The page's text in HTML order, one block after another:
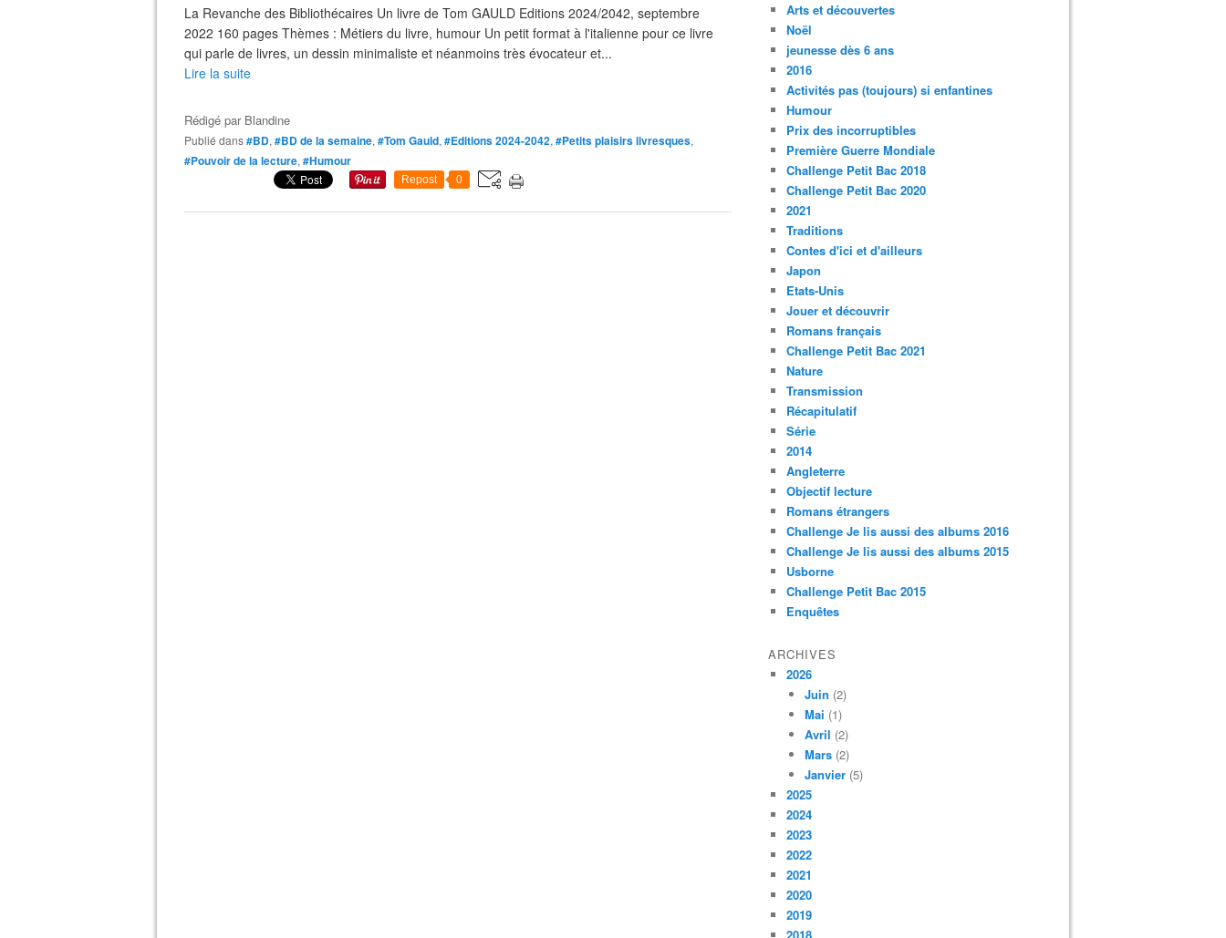
La Revanche des Bibliothécaires Un livre de Tom GAULD Editions 2024/2042, septembre
2022 160 pages Thèmes : Métiers du livre, humour Un petit format à l'italienne pour ce livre
qui parle de livres, un dessin minimaliste et néanmoins très évocateur et...
Lire la suite
Rédigé par Blandine
Publié dans#BD, #BD de la semaine, #Tom Gauld, #Editions 2024-2042, #Petits plaisirs livresques,
#Pouvoir de la lecture, #Humour
Repost 0
Arts et découvertes
Noël
jeunesse dès 6 ans
2016
Activités pas (toujours) si enfantines
Humour
Prix des incorruptibles
Première Guerre Mondiale
Challenge Petit Bac 2018
Challenge Petit Bac 2020
2021
Traditions
Contes d'ici et d'ailleurs
Japon
Etats-Unis
Jouer et découvrir
Romans français
Challenge Petit Bac 2021
Nature
Transmission
Récapitulatif
Série
2014
Angleterre
Objectif lecture
Romans étrangers
Challenge Je lis aussi des albums 2016
Challenge Je lis aussi des albums 2015
Usborne
Challenge Petit Bac 2015
Enquêtes
ARCHIVES
2026
Juin (2)
Mai (1)
Avril (2)
Mars (2)
Janvier (5)
2025
2024
2023
2022
2021
2020
2019